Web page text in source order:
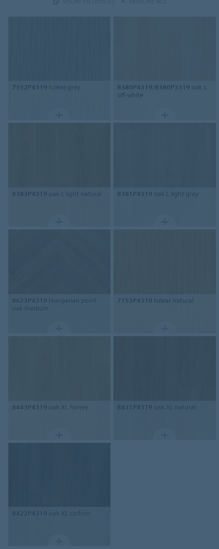
7152P4319 tulear grey 8380P4319/8380P3319 oak L
off-white
8383P4319 oak L light natural 8381P4319 oak L light grey
8623P4319 Hungarian point
oak medium
7153P4319 tulear natural
8443P4319 oak XL honey 8431P4319 oak XL natural
8422P4319 oak XL carbon